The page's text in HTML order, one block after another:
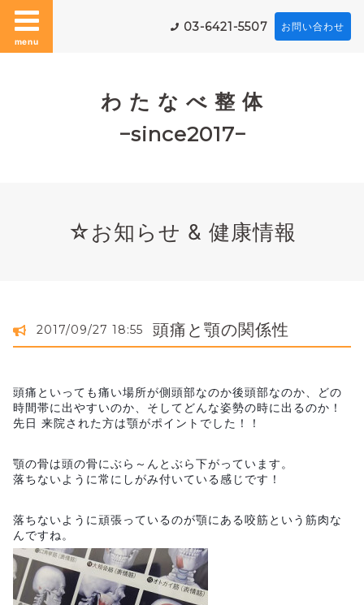
menu
03-6421-5507 お問い合わせ
わ た な べ 整 体
−since2017−
☆お知らせ & 健康情報
2017/09/27 18:55 頭痛と顎の関係性
頭痛といっても痛い場所が側頭部なのか後頭部なのか、どの
時間帯に出やすいのか、そしてどんな姿勢の時に出るのか！
先日 来院された方は顎がポイントでした！！
顎の骨は頭の骨にぶら～んとぶら下がっています。
落ちないように常にしがみ付いている感じです！
落ちないように頑張っているのが顎にある咬筋という筋肉な
んですね。